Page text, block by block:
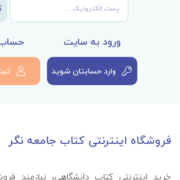
ورود به سایت
وارد حسابتان شوید
حساب
فروشگاه اینترنتی کتاب جامعه نگر
خرید اینترنتی کتاب‌ دانشگاهی، نیازمند